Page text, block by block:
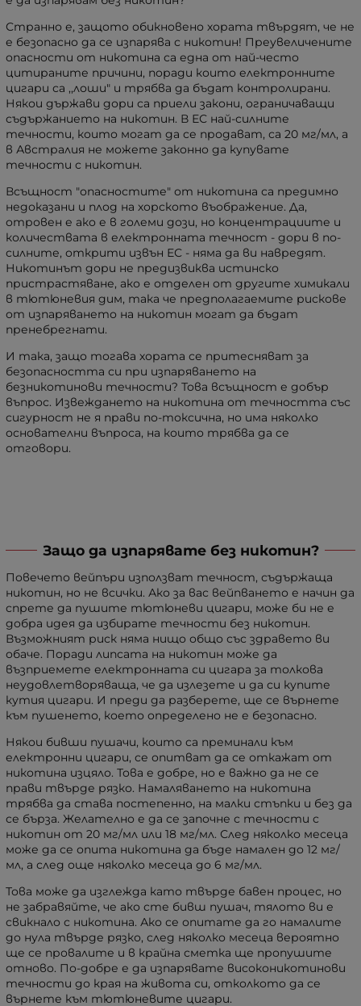
Странно е, защото обикновено хората твърдят, че не
е безопасно да се изпарява с никотин! Преувеличените
опасности от никотина са една от най-често
цитираните причини, поради които електронните
цигари са ,,лоши" и трябва да бъдат контролирани.
Някои държави дори са приели закони, ограничаващи
съдържанието на никотин. В ЕС най-силните
течности, които могат да се продават, са 20 мг/мл, а
в Австралия не можете законно да купувате
течности с никотин.
Всъщност "опасностите" от никотина са предимно
недоказани и плод на хорското въображение. Да,
отровен е ако е в големи дози, но концентрациите и
количествата в електронната течност - дори в по-
силните, открити извън ЕС - няма да ви навредят.
Никотинът дори не предизвиква истинско
пристрастяване, ако е отделен от другите химикали
в тютюневия дим, така че предполагаемите рискове
от изпаряването на никотин могат да бъдат
пренебрегнати.
И така, защо тогава хората се притесняват за
безопасността си при изпаряването на
безникотинови течности? Това всъщност е добър
въпрос. Извеждането на никотина от течността със
сигурност не я прави по-токсична, но има няколко
основателни въпроса, на които трябва да се
отговори.
Защо да изпарявате без никотин?
Повечето вейпъри използват течност, съдържаща
никотин, но не всички. Ако за вас вейпването е начин да
спрете да пушите тютюневи цигари, може би не е
добра идея да избирате течности без никотин.
Възможният риск няма нищо общо със здравето ви
обаче. Поради липсата на никотин може да
възприемете електронната си цигара за толкова
неудовлетворяваща, че да излезете и да си купите
кутия цигари. И преди да разберете, ще се върнете
към пушенето, което определено не е безопасно.
Някои бивши пушачи, които са преминали към
електронни цигари, се опитват да се откажат от
никотина изцяло. Това е добре, но е важно да не се
прави твърде рязко. Намаляването на никотина
трябва да става постепенно, на малки стъпки и без да
се бърза. Желателно е да се започне с течности с
никотин от 20 мг/мл или 18 мг/мл. След няколко месеца
може да се опита никотина да бъде намален до 12 мг/
мл, а след още няколко месеца до 6 мг/мл.
Това може да изглежда като твърде бавен процес, но
не забравяйте, че ако сте бивш пушач, тялото ви е
свикнало с никотина. Ако се опитате да го намалите
до нула твърде рязко, след няколко месеца вероятно
ще се провалите и в крайна сметка ще пропушите
отново. По-добре е да изпарявате високоникотинови
течности до края на живота си, отколкото да се
върнете към тютюневите цигари.